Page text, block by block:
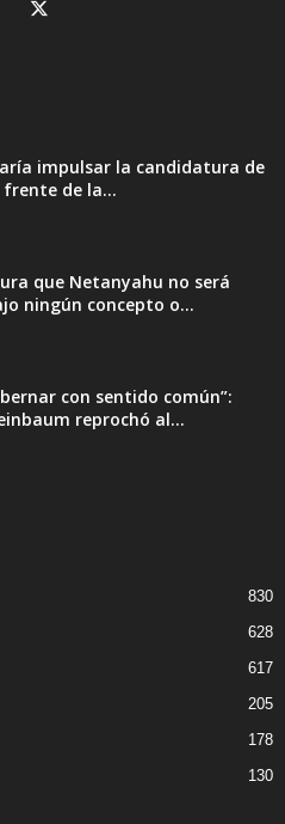
impulsar la candidatura de
de la...
que Netanyahu no será
ningún concepto o...
con sentido común”:
reprochó al...
830
628
617
205
178
130